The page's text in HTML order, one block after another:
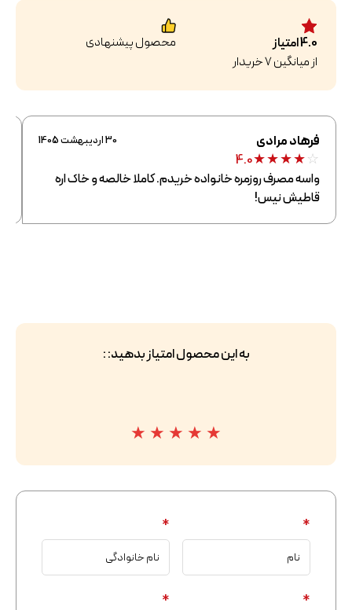
4.0امتیاز
از میانگین7خریدار
محصول پیشنهادی
فرهاد مرادی 30 اردیبهشت 1405
★★★★☆
4.0
واسه مصرف روزمره خانواده خریدم. کاملا خالصه و خاک اره
قاطیش نیس!
به این محصول امتیاز بدهید: :
★ ★ ★ ★ ★
*
*
*
*